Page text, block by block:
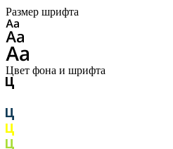
Размер шрифта
Цвет фона и шрифта